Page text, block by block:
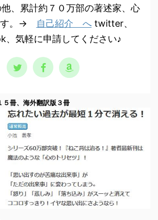
、累計約７０万部の著述家、心
す。→
自己紹介 へtwitter、
、気軽に申請してください♪
冊、海外翻訳版３冊